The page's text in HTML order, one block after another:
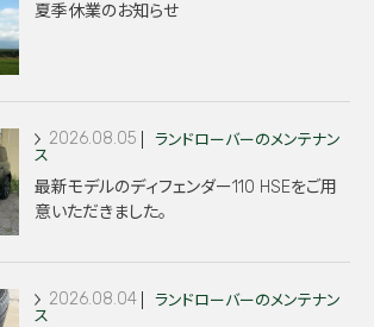
夏季休業のお知らせ
2026.08.05
ランドローバーのメンテナン
ス
最新モデルのディフェンダー110 HSEをご用
意いただきました。
2026.08.04
ランドローバーのメンテナン
ス